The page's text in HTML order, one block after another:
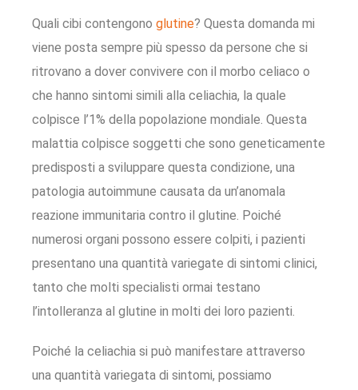
Quali cibi contengono glutine? Questa domanda mi
viene posta sempre più spesso da persone che si
ritrovano a dover convivere con il morbo celiaco o
che hanno sintomi simili alla celiachia, la quale
colpisce l’1% della popolazione mondiale. Questa
malattia colpisce soggetti che sono geneticamente
predisposti a sviluppare questa condizione, una
patologia autoimmune causata da un’anomala
reazione immunitaria contro il glutine. Poiché
numerosi organi possono essere colpiti, i pazienti
presentano una quantità variegate di sintomi clinici,
tanto che molti specialisti ormai testano
l’intolleranza al glutine in molti dei loro pazienti.
Poiché la celiachia si può manifestare attraverso
una quantità variegata di sintomi, possiamo